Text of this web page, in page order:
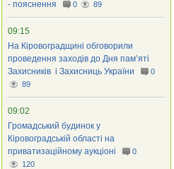
- пояснення
0 89
09:15
На Кіровоградщині обговорили
проведення заходів до Дня пам’яті
Захисників і Захисниць України
0
89
09:02
Громадський будинок у
Кіровоградській області на
приватизаційному аукціоні
0
120